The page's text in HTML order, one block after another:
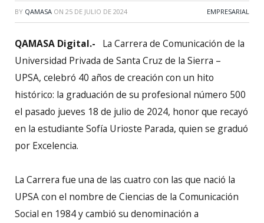
BY QAMASA ON 25 DE JULIO DE 2024 EMPRESARIAL
QAMASA Digital.-
La Carrera de Comunicación de la
Universidad Privada de Santa Cruz de la Sierra –
UPSA, celebró 40 años de creación con un hito
histórico: la graduación de su profesional número 500
el pasado jueves 18 de julio de 2024, honor que recayó
en la estudiante Sofía Urioste Parada, quien se graduó
por Excelencia.
La Carrera fue una de las cuatro con las que nació la
UPSA con el nombre de Ciencias de la Comunicación
Social en 1984 y cambió su denominación a